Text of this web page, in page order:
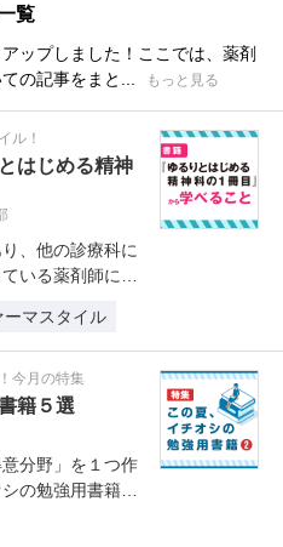
覧
ップしました！ここでは、薬剤
の記事をまと...
もっと見る
ル！
はじめる精神
、他の診療科に
いる薬剤師にお
ーマスタイル
今月の特集
籍５選
分野」を１つ作
の勉強用書籍を